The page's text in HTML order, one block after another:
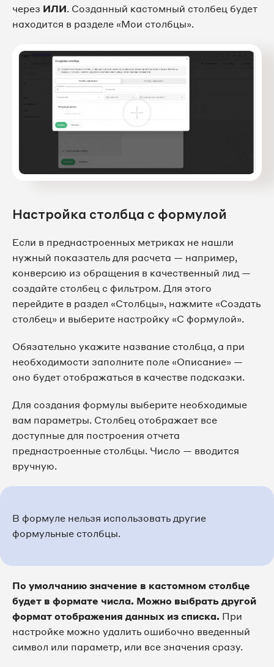
через ИЛИ. Созданный кастомный столбец будет
находится в разделе «Мои столбцы».
Настройка столбца с формулой
Если в преднастроенных метриках не нашли
нужный показатель для расчета — например,
конверсию из обращения в качественный лид —
создайте столбец с фильтром. Для этого
перейдите в раздел «Столбцы», нажмите «Создать
столбец» и выберите настройку «С формулой».
Обязательно укажите название столбца, а при
необходимости заполните поле «Описание» —
оно будет отображаться в качестве подсказки.
Для создания формулы выберите необходимые
вам параметры. Столбец отображает все
доступные для построения отчета
преднастроенные столбцы. Число — вводится
вручную.
В формуле нельзя использовать другие
формульные столбцы.
По умолчанию значение в кастомном столбце
будет в формате числа. Можно выбрать другой
формат отображения данных из списка. При
настройке можно удалить ошибочно введенный
символ или параметр, или все значения сразу.